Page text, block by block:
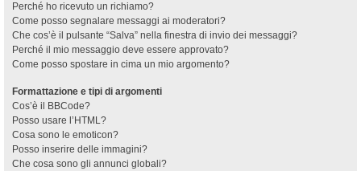
Perché ho ricevuto un richiamo?
Come posso segnalare messaggi ai moderatori?
Che cos’è il pulsante “Salva” nella finestra di invio dei messaggi?
Perché il mio messaggio deve essere approvato?
Come posso spostare in cima un mio argomento?
Formattazione e tipi di argomenti
Cos’è il BBCode?
Posso usare l’HTML?
Cosa sono le emoticon?
Posso inserire delle immagini?
Che cosa sono gli annunci globali?